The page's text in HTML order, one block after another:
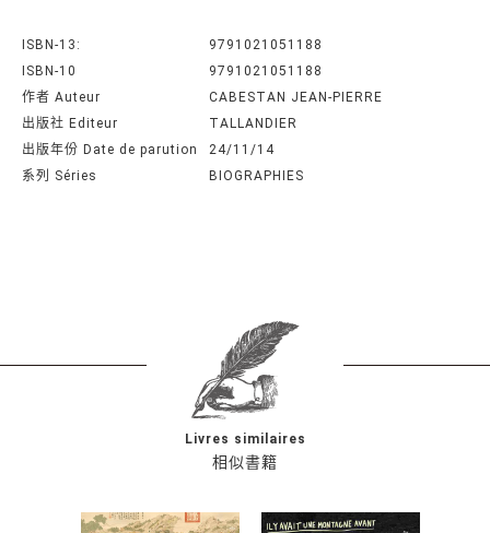
ISBN-13:
9791021051188
ISBN-10
9791021051188
作者 Auteur
CABESTAN JEAN-PIERRE
出版社 Editeur
TALLANDIER
出版年份 Date de parution
24/11/14
系列 Séries
BIOGRAPHIES
相似書籍
Livres similaires